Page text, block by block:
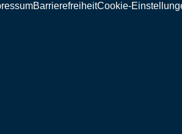
BarrierefreiheitCookie-